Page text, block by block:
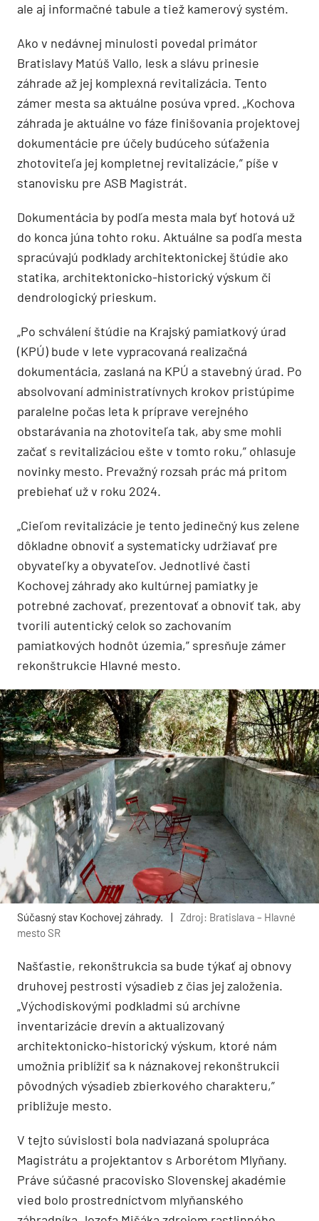
ale aj informačné tabule a tiež kamerový systém.
Ako v nedávnej minulosti povedal primátor
Bratislavy Matúš Vallo, lesk a slávu prinesie
záhrade až jej komplexná revitalizácia. Tento
zámer mesta sa aktuálne posúva vpred. „Kochova
záhrada je aktuálne vo fáze finišovania projektovej
dokumentácie pre účely budúceho súťaženia
zhotoviteľa jej kompletnej revitalizácie,” píše v
stanovisku pre ASB Magistrát.
Dokumentácia by podľa mesta mala byť hotová už
do konca júna tohto roku. Aktuálne sa podľa mesta
spracúvajú podklady architektonickej štúdie ako
statika, architektonicko-historický výskum či
dendrologický prieskum.
„Po schválení štúdie na Krajský pamiatkový úrad
(KPÚ) bude v lete vypracovaná realizačná
dokumentácia, zaslaná na KPÚ a stavebný úrad. Po
absolvovaní administratívnych krokov pristúpime
paralelne počas leta k príprave verejného
obstarávania na zhotoviteľa tak, aby sme mohli
začať s revitalizáciou ešte v tomto roku,” ohlasuje
novinky mesto. Prevažný rozsah prác má pritom
prebiehať už v roku 2024.
„Cieľom revitalizácie je tento jedinečný kus zelene
dôkladne obnoviť a systematicky udržiavať pre
obyvateľky a obyvateľov. Jednotlivé časti
Kochovej záhrady ako kultúrnej pamiatky je
potrebné zachovať, prezentovať a obnoviť tak, aby
tvorili autentický celok so zachovaním
pamiatkových hodnôt územia,” spresňuje zámer
rekonštrukcie Hlavné mesto.
Súčasný stav Kochovej záhrady. |
Zdroj: Bratislava – Hlavné
mesto SR
Našťastie, rekonštrukcia sa bude týkať aj obnovy
druhovej pestrosti výsadieb z čias jej založenia.
„Východiskovými podkladmi sú archívne
inventarizácie drevín a aktualizovaný
architektonicko-historický výskum, ktoré nám
umožnia priblížiť sa k náznakovej rekonštrukcii
pôvodných výsadieb zbierkového charakteru,”
približuje mesto.
V tejto súvislosti bola nadviazaná spolupráca
Magistrátu a projektantov s Arborétom Mlyňany.
Práve súčasné pracovisko Slovenskej akadémie
vied bolo prostredníctvom mlyňanského